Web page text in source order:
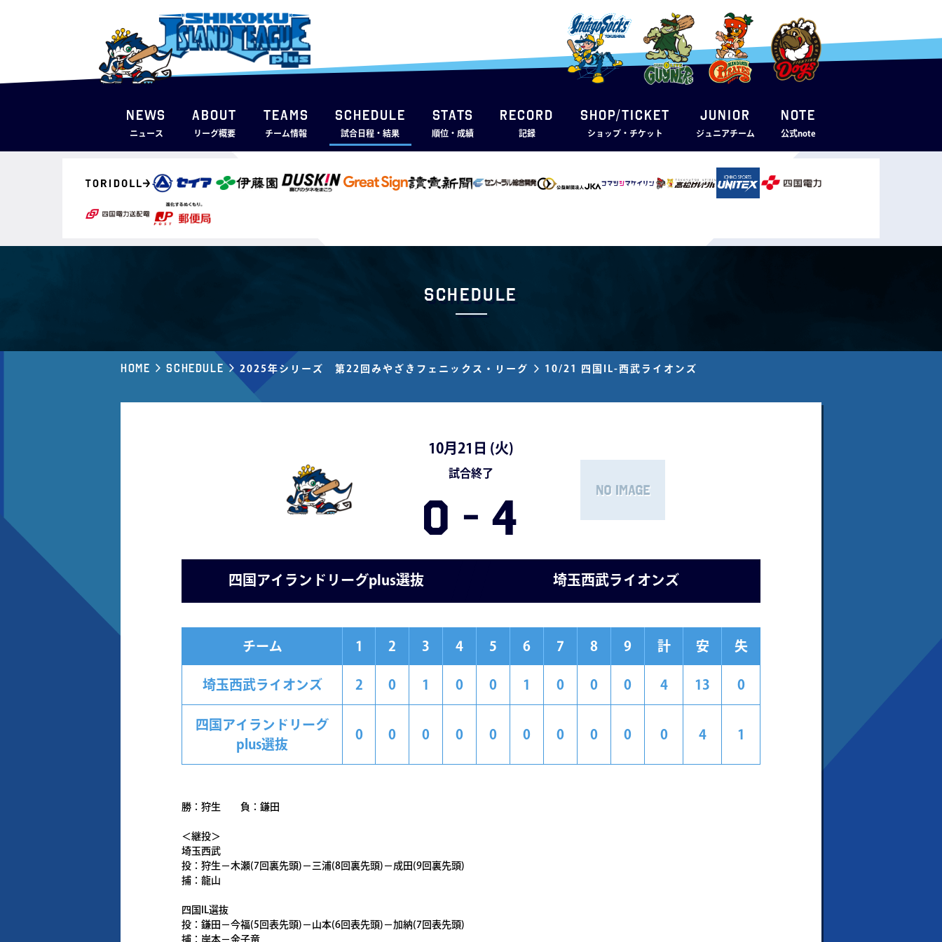
NEWS
ニュース
ABOUT
リーグ概要
TEAMS
チーム情報
SCHEDULE
試合日程・結果
STATS
順位・成績
RECORD
記録
SHOP/TICKET
ショップ・チケット
JUNIOR
ジュニアチーム
note
公式note
Schedule
Home Schedule 2025年シリーズ 第22回みやざきフェニックス・リーグ 10/21 四国IL-西武ライオンズ
10月21日 (火)
試合終了
0 - 4
四国アイランドリーグplus選抜 埼玉西武ライオンズ
チーム 1 2 3 4 5 6 7 8 9 計 安 失
埼玉西武ライオンズ 2 0 1 0 0 1 0 0 0 4 13 0
四国アイランドリーグ
plus選抜
0 0 0 0 0 0 0 0 0 0 4 1
勝：狩生 負：鎌田
＜継投＞
埼玉西武
投：狩生－木瀬(7回裏先頭)－三浦(8回裏先頭)－成田(9回裏先頭)
捕：龍山
四国IL選抜
投：鎌田－今福(5回表先頭)－山本(6回表先頭)－加納(7回表先頭)
捕：岸本－金子竜